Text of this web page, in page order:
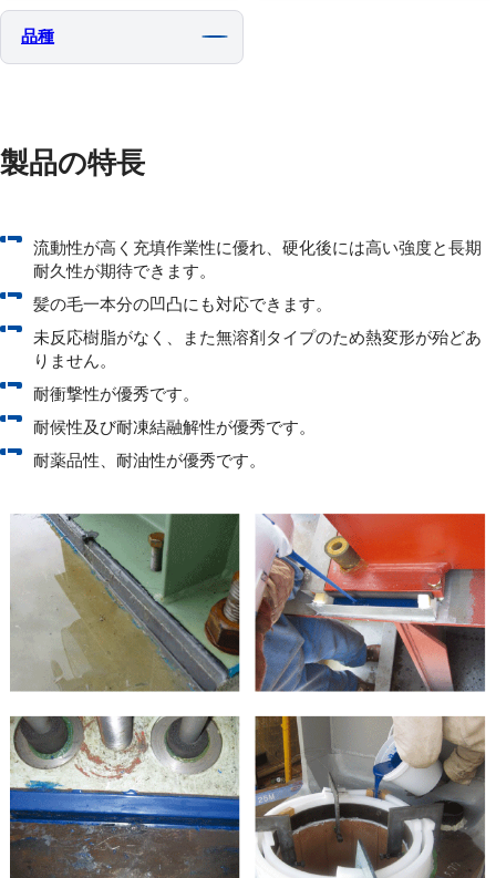
品種
製品の特長
流動性が高く充填作業性に優れ、硬化後には高い強度と長期
耐久性が期待できます。
髪の毛一本分の凹凸にも対応できます。
未反応樹脂がなく、また無溶剤タイプのため熱変形が殆どあ
りません。
耐衝撃性が優秀です。
耐候性及び耐凍結融解性が優秀です。
耐薬品性、耐油性が優秀です。